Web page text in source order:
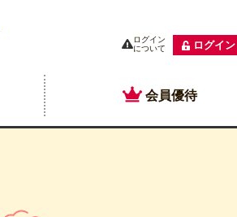
ログイン
について
ログイン
会員優待